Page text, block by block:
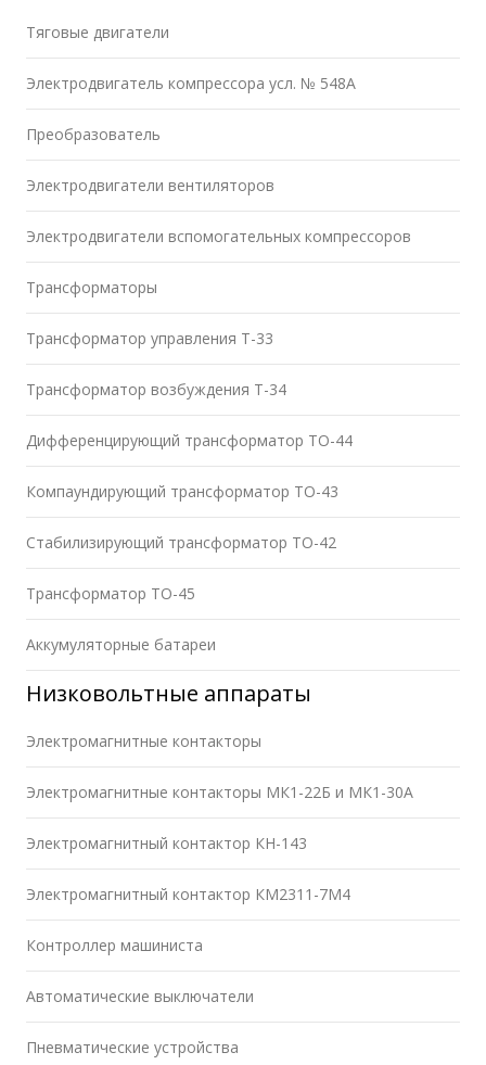
Тяговые двигатели
Электродвигатель компрессора усл. № 548А
Преобразователь
Электродвигатели вентиляторов
Электродвигатели вспомогательных компрессоров
Трансформаторы
Трансформатор управления Т-33
Трансформатор возбуждения Т-34
Дифференцирующий трансформатор ТО-44
Компаундирующий трансформатор ТО-43
Стабилизирующий трансформатор ТО-42
Трансформатор ТО-45
Аккумуляторные батареи
Низковольтные аппараты
Электромагнитные контакторы
Электромагнитные контакторы МК1-22Б и МК1-30А
Электромагнитный контактор КН-143
Электромагнитный контактор КМ2311-7М4
Контроллер машиниста
Автоматические выключатели
Пневматические устройства